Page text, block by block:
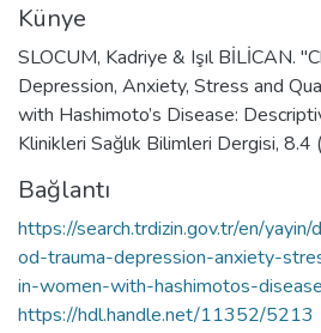
Künye
SLOCUM, Kadriye & Işıl BİLİCAN.
Depression, Anxiety, Stress and
with Hashimoto’s Disease:
Klinikleri Sağlık Bilimleri Dergisi,
Bağlantı
https://search.trdizin.gov.tr/en/
od-trauma-depression-anxiety-
in-women-with-hashimotos-
https://hdl.handle.net/11352/5213